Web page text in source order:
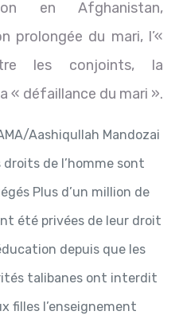
en Afghanistan,
prolongée du mari, l’«
les conjoints, la
« défaillance du mari ».
Aashiqullah Mandozai
droits de l’homme sont
Plus d’un million de
été privées de leur droit
depuis que les
talibanes ont interdit
filles l’enseignement